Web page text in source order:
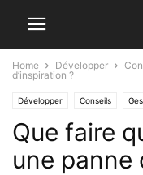
Home Développer
d’inspiration ?
Développer Conseils
Que faire
une panne